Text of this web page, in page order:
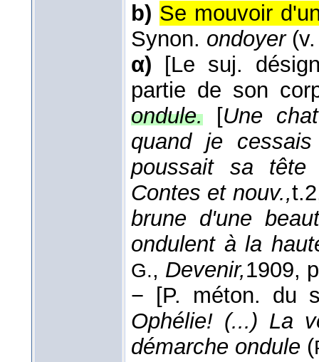
b) Se mouvoir
Synon. ondoyer(v.
α)
[Le suj.
partie de son
ondule.
[Une
quand je
poussait sa
Contes et nouv.,
brune d'une
ondulent à la
G., Devenir,1909,
−
[P. méton. du
Ophélie! (...) La
démarche ondule (